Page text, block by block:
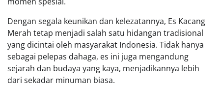
Dengan segala keunikan dan kelezatannya, Es Kacang
Merah tetap menjadi salah satu hidangan tradisional
yang dicintai oleh masyarakat Indonesia. Tidak hanya
sebagai pelepas dahaga, es ini juga mengandung
sejarah dan budaya yang kaya, menjadikannya lebih
dari sekadar minuman biasa.